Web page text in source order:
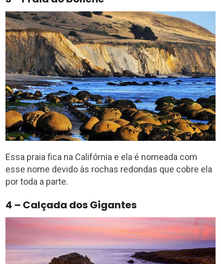
Essa praia fica na Califórnia e ela é nomeada com
esse nome devido às rochas redondas que cobre ela
por toda a parte.
4 – Calçada dos Gigantes